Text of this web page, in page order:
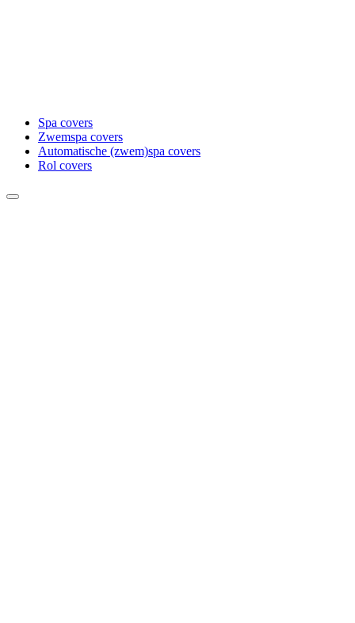
Spa covers
Zwemspa covers
Automatische (zwem)spa covers
Rol covers